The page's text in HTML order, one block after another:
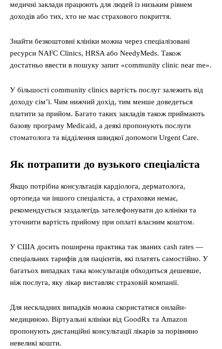
медичні заклади працюють для людей із низьким рівнем
доходів або тих, хто не має страхового покриття.
Знайти безкоштовні клініки можна через спеціалізовані
ресурси NAFC Clinics, HRSA або NeedyMeds. Також
достатньо ввести в пошуку запит «community clinic near me».
У більшості community clinics вартість послуг залежить від
доходу сім’ї. Чим нижчий дохід, тим менше доведеться
платити за прийом. Багато таких закладів також приймають
базову програму Medicaid, а деякі пропонують послуги
стоматолога та відділення швидкої допомоги Urgent Care.
Як потрапити до вузького спеціаліста
Якщо потрібна консультація кардіолога, дерматолога,
ортопеда чи іншого спеціаліста, а страховки немає,
рекомендується заздалегідь зателефонувати до клініки та
уточнити вартість прийому при оплаті власним коштом.
У США досить поширена практика так званих cash rates —
спеціальних тарифів для пацієнтів, які платять самостійно. У
багатьох випадках така консультація обходиться дешевше,
ніж послуга, яку лікар виставляє страховій компанії.
Для нескладних випадків можна скористатися онлайн-
медициною. Віртуальні клініки від GoodRx та Amazon
пропонують дистанційні консультації лікарів за порівняно
невеликі кошти.